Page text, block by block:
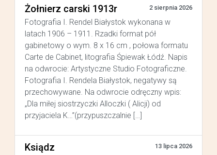
Żołnierz carski 1913r 2 sierpnia 2026
Fotografia I. Rendel Białystok wykonana w
latach 1906 – 1911. Rzadki format pół
gabinetowy o wym. 8 x 16 cm , połowa formatu
Carte de Cabinet, litografia Śpiewak Łódź. Napis
na odwrocie: Artystyczne Studio Fotograficzne.
Fotografia I. Rendela Białystok, negatywy są
przechowywane. Na odwrocie odręczny wpis:
„Dla miłej siostrzyczki Alloczki ( Alicji) od
przyjaciela K…”(przypuszczalnie […]
Ksiądz 13 lipca 2026